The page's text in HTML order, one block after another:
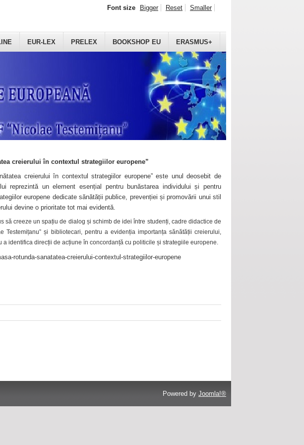
EUR-LEX PRELEX BOOKSHOP EU ERASMUS+
Font size Bigger Reset Smaller
creierului în contextul strategiilor europene”
creierului în contextul strategiilor europene” este unul deosebit de
reprezintă un element esențial pentru bunăstarea individului și pentru
europene dedicate sănătății publice, prevenției și promovării unui stil
devine o prioritate tot mai evidentă.
să creeze un spațiu de dialog și schimb de idei între studenți, cadre didactice de
Testemițanu” și bibliotecari, pentru a evidenția importanța sănătății creierului,
identifica direcții de acțiune în concordanță cu politicile și strategiile europene.
rotunda-sanatatea-creierului-contextul-strategiilor-europene
Powered by Joomla!®